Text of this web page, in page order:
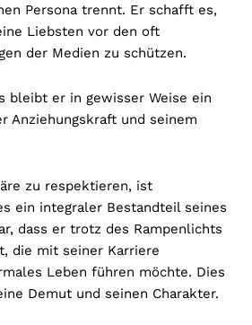
Persona trennt. Er schafft es,
Liebsten vor den oft
der Medien zu schützen.
bleibt er in gewisser Weise ein
Anziehungskraft und seinem
zu respektieren, ist
ein integraler Bestandteil seines
dass er trotz des Rampenlichts
die mit seiner Karriere
Leben führen möchte. Dies
Demut und seinen Charakter.